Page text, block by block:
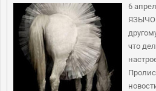
6
что